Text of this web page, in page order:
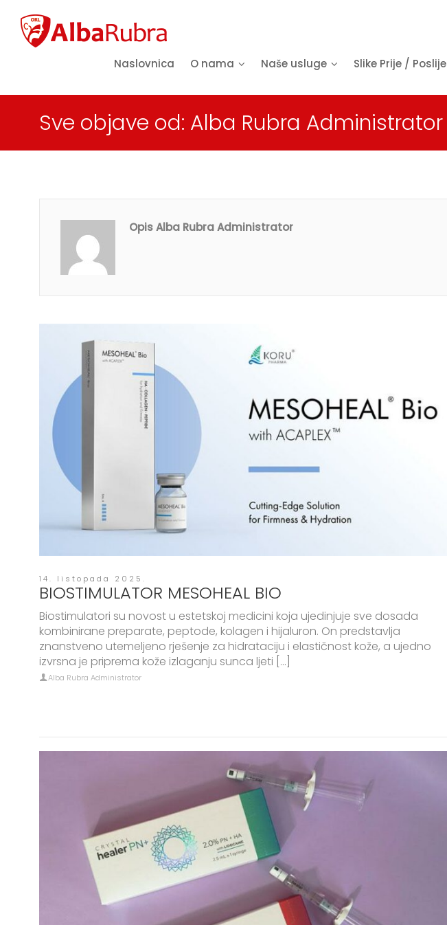
Naslovnica O nama Naše usluge Slike Prije / Poslije
Sve objave od: Alba Rubra Administrator
Opis Alba Rubra Administrator
14. listopada 2025.
BIOSTIMULATOR MESOHEAL BIO
Biostimulatori su novost u estetskoj medicini koja ujedinjuje sve dosada
kombinirane preparate, peptode, kolagen i hijaluron. On predstavlja
znanstveno utemeljeno rješenje za hidrataciju i elastičnost kože, a ujedno
izvrsna je priprema kože izlaganju sunca ljeti [...]
Alba Rubra Administrator